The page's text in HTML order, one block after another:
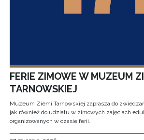
FERIE ZIMOWE W MUZEUM
TARNOWSKIEJ
Muzeum Ziemi Tarnowskiej zaprasza do
jak również do udziału w zimowych zajęciach
organizowanych w czasie ferii.